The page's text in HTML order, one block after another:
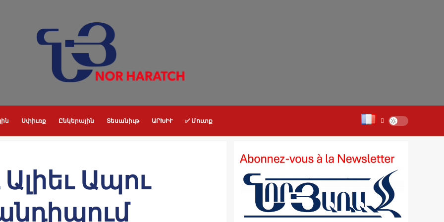
Սփիւռք Ընկերային Տեսանիւթ ԱՐԽԻՒ ✅ Մուտք
Ապու